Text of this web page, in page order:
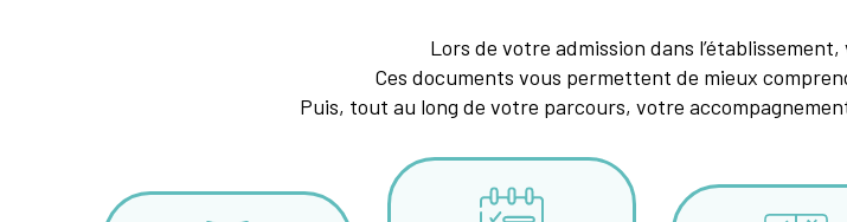
Lors de votre admission dans
Ces documents vous permettent de mieux
Puis, tout au long de votre parcours, votre